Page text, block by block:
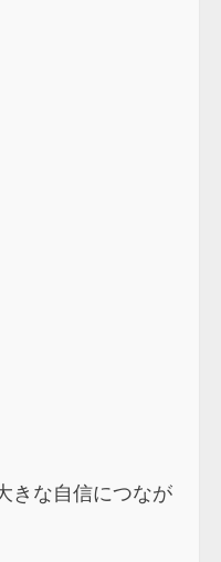
きな自信につなが